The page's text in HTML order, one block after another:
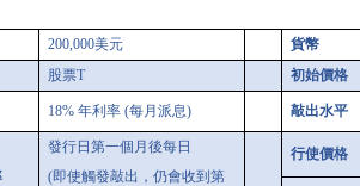
200,000美元
貨幣
股票T 初始價格
18% 年利率(每月派息) 敲出水平
發行日第一個月後每日
(即使觸發敲出，仍會收到第
行使價格